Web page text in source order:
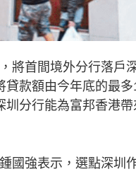
將首間境外分行落戶
款額由今年底的最
分行能為富邦香港
國強表示，選點深圳